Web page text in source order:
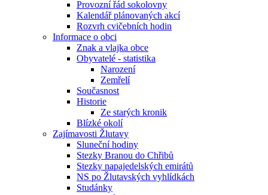
Provozní řád sokolovny
Kalendář plánovaných akcí
Rozvrh cvičebních hodin
Informace o obci
Znak a vlajka obce
Obyvatelé - statistika
Narození
Zemřelí
Současnost
Historie
Ze starých kronik
Blízké okolí
Zajímavosti Žlutavy
Sluneční hodiny
Stezky Branou do Chřibů
Stezky napajedelských emirátů
NS po Žlutavských vyhlídkách
Studánky